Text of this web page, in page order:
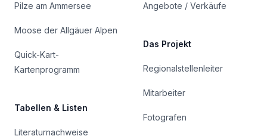
Pilze am Ammersee
Moose der Allgäuer Alpen
Quick-Kart-
Kartenprogramm
Tabellen & Listen
Literaturnachweise
Angebote / Verkäufe
Das Projekt
Regionalstellenleiter
Mitarbeiter
Fotografen